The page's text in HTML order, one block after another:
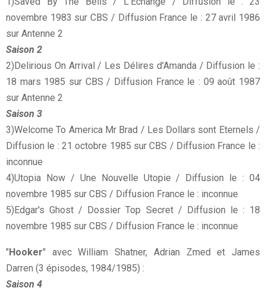
novembre 1983 sur CBS / Diffusion France le : 27 avril 1986
sur Antenne 2
Saison 2
2)Delirious On Arrival / Les Délires d'Amanda / Diffusion le :
18 mars 1985 sur CBS / Diffusion France le : 09 août 1987
sur Antenne 2
Saison 3
3)Welcome To America Mr Brad / Les Dollars sont Eternels /
Diffusion le : 21 octobre 1985 sur CBS / Diffusion France le :
inconnue
4)Utopia Now / Une Nouvelle Utopie / Diffusion le : 04
novembre 1985 sur CBS / Diffusion France le : inconnue
5)Edgar's Ghost / Dossier Top Secret / Diffusion le : 18
novembre 1985 sur CBS / Diffusion France le : inconnue
"Hooker" avec William Shatner, Adrian Zmed et James
Darren (3 épisodes, 1984/1985) :
Saison 4